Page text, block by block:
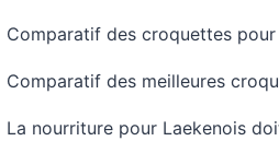
Comparatif des croquettes
Comparatif des meilleures
La nourriture pour Laekenois